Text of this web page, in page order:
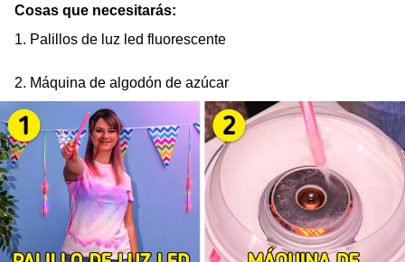
Cosas que necesitarás:
1. Palillos de luz led fluorescente
2. Máquina de algodón de azúcar